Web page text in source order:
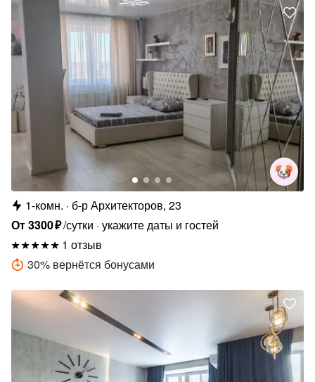
1-комн.
б-р Архитекторов, 23
От3300₽/сутки укажите даты и гостей
1 отзыв
30% вернётся бонусами